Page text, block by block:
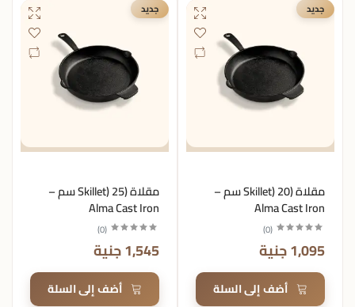
جديد
مقلاة (Skillet) 20 سم –
Alma Cast Iron
(
0
)
1,095 جنية
أضف إلى السلة
جديد
مقلاة (Skillet) 25 سم –
Alma Cast Iron
(
0
)
1,545 جنية
أضف إلى السلة